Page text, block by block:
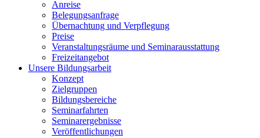
Anreise
Belegungsanfrage
Übernachtung und Verpflegung
Preise
Veranstaltungsräume und Seminarausstattung
Freizeitangebot
Unsere Bildungsarbeit
Konzept
Zielgruppen
Bildungsbereiche
Seminarfahrten
Seminarergebnisse
Veröffentlichungen